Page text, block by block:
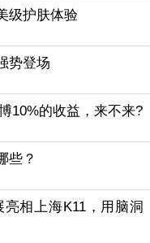
级护肤体验
势登场
10%的收益，来不来?
些？
相上海K11，用脑洞